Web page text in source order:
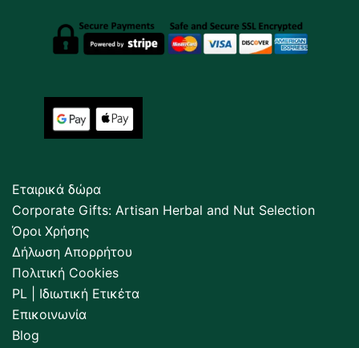
Εταιρικά δώρα
Corporate Gifts: Artisan Herbal and Nut Selection
Όροι Χρήσης
Δήλωση Απορρήτου
Πολιτική Cookies
PL | Ιδιωτική Ετικέτα
Επικοινωνία
Blog